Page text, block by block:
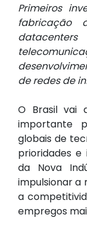
Primeiros
fabricação
de redes de
O Brasil vai
importante
globais de
prioridades e
da Nova
impulsionar a
a
empregos